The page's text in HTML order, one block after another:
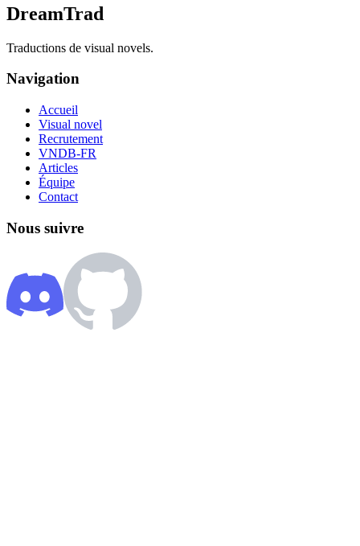
DreamTrad
Traductions de visual novels.
Navigation
Accueil
Visual novel
Recrutement
VNDB-FR
Articles
Équipe
Contact
Nous suivre